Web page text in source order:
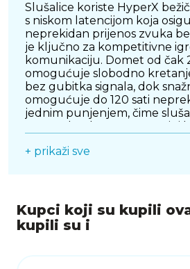
Slušalice koriste HyperX
s niskom latencijom koja
neprekidan prijenos zvuka
je ključno za kompetitivne
komunikaciju. Domet od čak
omogućuje slobodno
bez gubitka signala, dok
omogućuje do 120 sati
jednim punjenjem, čime
Ugrađeni 53 mm driveri
Podrška za DTS
zvuk dodatno doprinosi
prostornijem iskustvu
+ prikaži sve
Kupci koji su kupili
kupili su i